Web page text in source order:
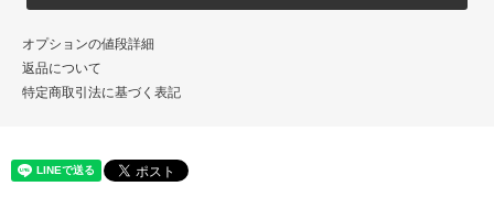
オプションの値段詳細
返品について
特定商取引法に基づく表記